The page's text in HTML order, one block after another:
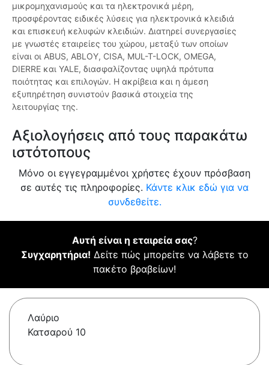
μικρομηχανισμούς και τα ηλεκτρονικά μέρη,
προσφέροντας ειδικές λύσεις για ηλεκτρονικά κλειδιά
και επισκευή κελυφών κλειδιών. Διατηρεί συνεργασίες
με γνωστές εταιρείες του χώρου, μεταξύ των οποίων
είναι οι ABUS, ABLOY, CISA, MUL-T-LOCK, OMEGA,
DIERRE και YALE, διασφαλίζοντας υψηλά πρότυπα
ποιότητας και επιλογών. Η ακρίβεια και η άμεση
εξυπηρέτηση συνιστούν βασικά στοιχεία της
λειτουργίας της.
Αξιολογήσεις από τους παρακάτω
ιστότοπους
Μόνο οι εγγεγραμμένοι χρήστες έχουν πρόσβαση
σε αυτές τις πληροφορίες. Κάντε κλικ εδώ για να
συνδεθείτε.
Αυτή είναι η εταιρεία σας?
Συγχαρητήρια! Δείτε πώς μπορείτε να λάβετε το
πακέτο βραβείων!
Λαύριο
Κατσαρού 10